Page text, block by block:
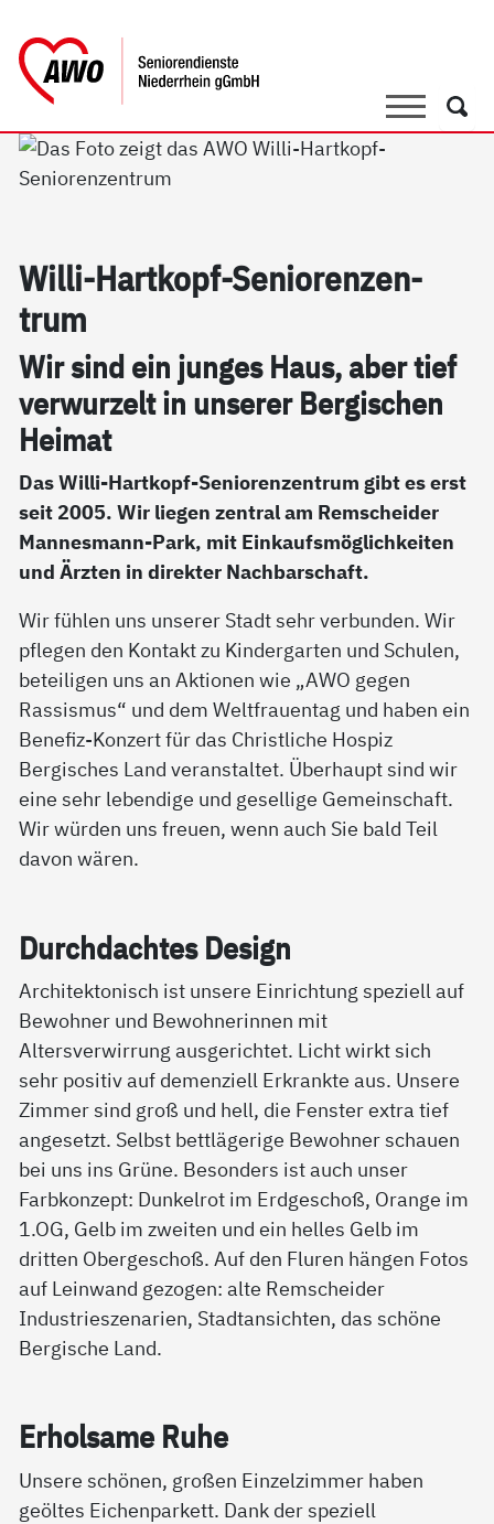
SucheSuche
Wil­li-Hart­kopf-Se­nio­ren­zen­
trum
Wir sind ein jun­ges Haus, aber tief
ver­wur­zelt in un­se­rer Ber­gi­schen
Hei­mat
Das Willi-Hartkopf-Seniorenzentrum gibt es erst
seit 2005. Wir liegen zentral am Remscheider
Mannesmann-Park, mit Einkaufsmöglichkeiten
und Ärzten in direkter Nachbarschaft.
Wir fühlen uns unserer Stadt sehr verbunden. Wir
pflegen den Kontakt zu Kindergarten und Schulen,
beteiligen uns an Aktionen wie „AWO gegen
Rassismus“ und dem Weltfrauentag und haben ein
Benefiz-Konzert für das Christliche Hospiz
Bergisches Land veranstaltet. Überhaupt sind wir
eine sehr lebendige und gesellige Gemeinschaft.
Wir würden uns freuen, wenn auch Sie bald Teil
davon wären.
Durch­dach­tes De­sign
Architektonisch ist unsere Einrichtung speziell auf
Bewohner und Bewohnerinnen mit
Altersverwirrung ausgerichtet. Licht wirkt sich
sehr positiv auf demenziell Erkrankte aus. Unsere
Zimmer sind groß und hell, die Fenster extra tief
angesetzt. Selbst bettlägerige Bewohner schauen
bei uns ins Grüne. Besonders ist auch unser
Farbkonzept: Dunkelrot im Erdgeschoß, Orange im
1.OG, Gelb im zweiten und ein helles Gelb im
dritten Obergeschoß. Auf den Fluren hängen Fotos
auf Leinwand gezogen: alte Remscheider
Industrieszenarien, Stadtansichten, das schöne
Bergische Land.
Er­hol­sa­me Ru­he
Unsere schönen, großen Einzelzimmer haben
geöltes Eichenparkett. Dank der speziell